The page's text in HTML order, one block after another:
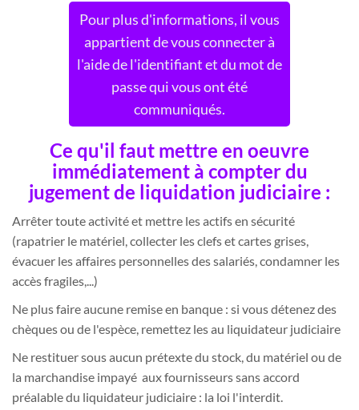
Pour plus d'informations, il vous
appartient de vous connecter à
l'aide de l'identifiant et du mot de
passe qui vous ont été
communiqués.
Ce qu'il faut mettre en oeuvre
immédiatement à compter du
jugement de liquidation judiciaire :
Arrêter toute activité et mettre les actifs en sécurité
(rapatrier le matériel, collecter les clefs et cartes grises,
évacuer les affaires personnelles des salariés, condamner les
accès fragiles,...)
Ne plus faire aucune remise en banque : si vous détenez des
chèques ou de l'espèce, remettez les au liquidateur judiciaire
Ne restituer sous aucun prétexte du stock, du matériel ou de
la marchandise impayé aux fournisseurs sans accord
préalable du liquidateur judiciaire : la loi l'interdit.